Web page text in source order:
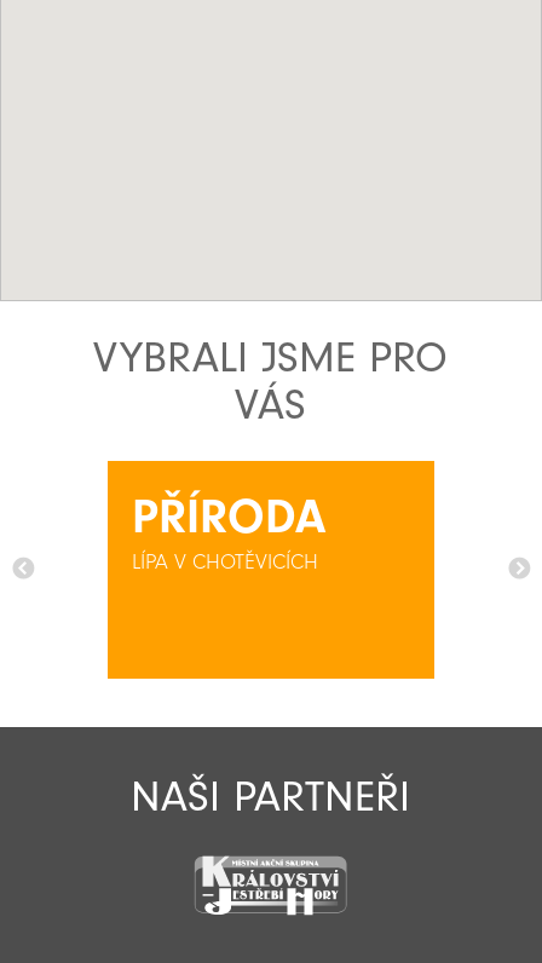
VYBRALI JSME PRO
VÁS
PŘÍRODA
LÍPA V CHOTĚVICÍCH
NAŠI PARTNEŘI